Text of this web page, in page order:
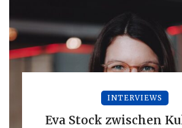
INTERVIEWS
Eva Stock zwischen